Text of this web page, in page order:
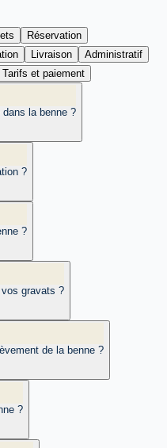
Réservation
Livraison
Administratif
Tarifs et paiement
la benne ?
?
?
gravats ?
de la benne ?
?